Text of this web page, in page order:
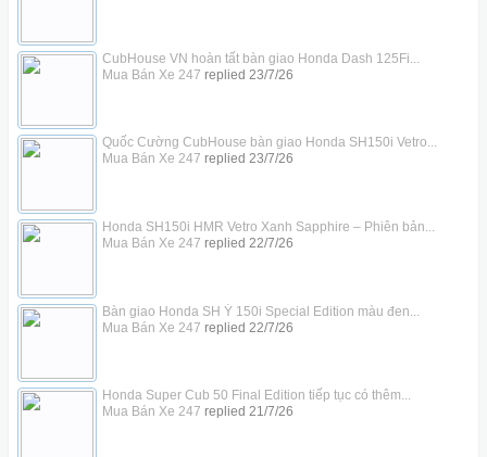
CubHouse VN hoàn tất bàn giao Honda Dash 125Fi...
Mua Bán Xe 247 replied 23/7/26
Quốc Cường CubHouse bàn giao Honda SH150i Vetro...
Mua Bán Xe 247 replied 23/7/26
Honda SH150i HMR Vetro Xanh Sapphire – Phiên bản...
Mua Bán Xe 247 replied 22/7/26
Bàn giao Honda SH Ý 150i Special Edition màu đen...
Mua Bán Xe 247 replied 22/7/26
Honda Super Cub 50 Final Edition tiếp tục có thêm...
Mua Bán Xe 247 replied 21/7/26